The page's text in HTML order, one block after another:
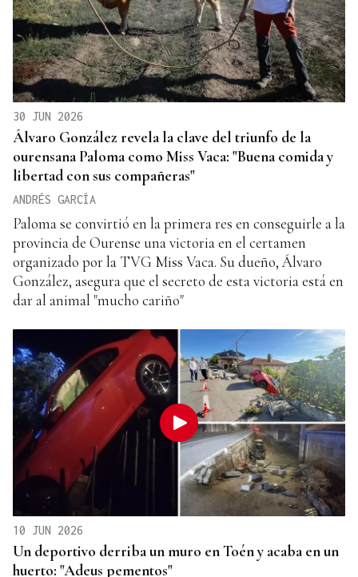
30 JUN 2026
Álvaro González revela la clave del triunfo de la
ourensana Paloma como Miss Vaca: "Buena comida y
libertad con sus compañeras"
ANDRÉS GARCÍA
Paloma se convirtió en la primera res en conseguirle a la
provincia de Ourense una victoria en el certamen
organizado por la TVG Miss Vaca. Su dueño, Álvaro
González, asegura que el secreto de esta victoria está en
dar al animal "mucho cariño"
10 JUN 2026
Un deportivo derriba un muro en Toén y acaba en un
huerto: "Adeus pementos"